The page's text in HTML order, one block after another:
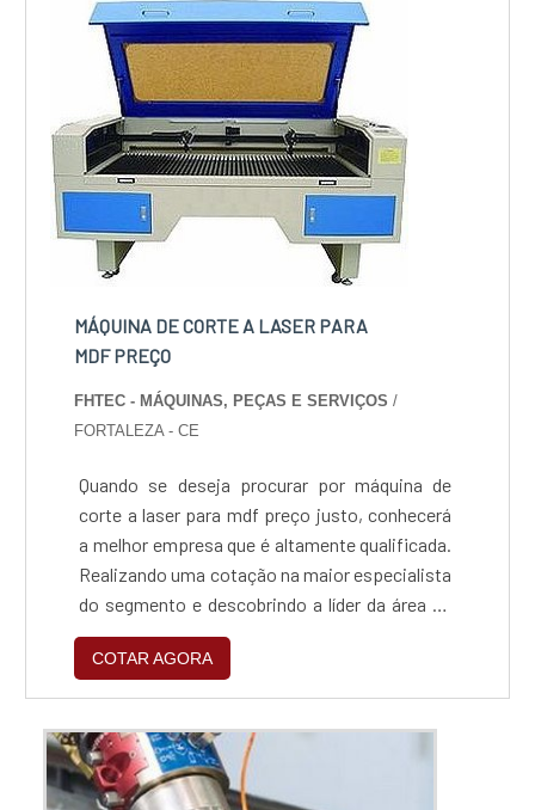
cont...
MÁQUINA DE CORTE A LASER PARA
MDF PREÇO
FHTEC - MÁQUINAS, PEÇAS E SERVIÇOS/
FORTALEZA - CE
Quando se deseja procurar por máquina de
corte a laser para mdf preço justo, conhecerá
a melhor empresa que é altamente qualificada.
Realizando uma cotação na maior especialista
do segmento e descobrindo a líder da área de
atuação.MÁQUINA DE CORTE A LASER PARA
MDF PREÇO JUSTO E ACESSÍVELQuem
pesquisa na internet por máquina de corte a
laser para mdf preço justo em uma empresa
responsável, vai até o site da FHTEC -
Máquinas, Peças e Serv...
COTAR AGORA